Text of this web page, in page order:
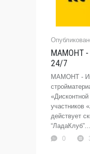
МАМОНТ -
24/7
МАМОНТ -
участников
действует
“ЛадаКлуб”...
0